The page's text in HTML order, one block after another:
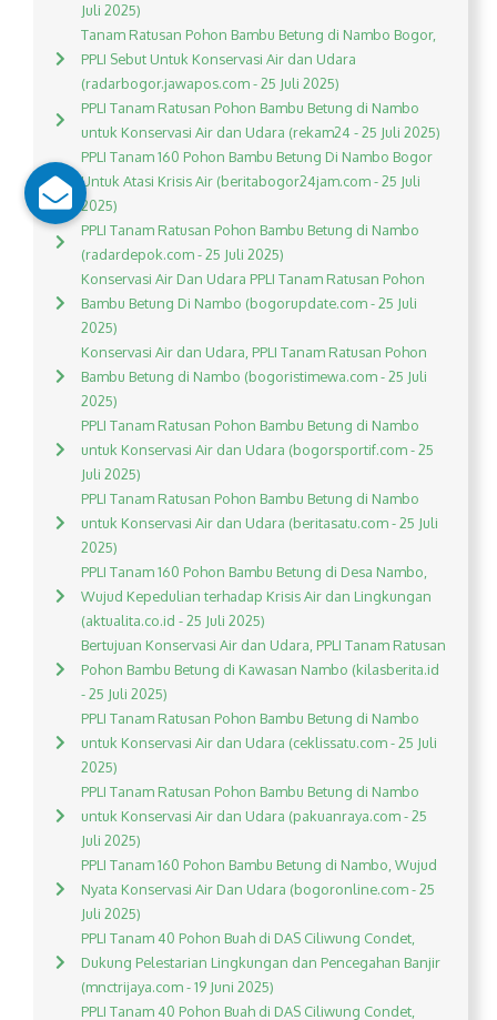
Juli 2025)
Tanam Ratusan Pohon Bambu Betung di Nambo Bogor,
PPLI Sebut Untuk Konservasi Air dan Udara
(radarbogor.jawapos.com - 25 Juli 2025)
PPLI Tanam Ratusan Pohon Bambu Betung di Nambo
untuk Konservasi Air dan Udara (rekam24 - 25 Juli 2025)
PPLI Tanam 160 Pohon Bambu Betung Di Nambo Bogor
Untuk Atasi Krisis Air (beritabogor24jam.com - 25 Juli
2025)
PPLI Tanam Ratusan Pohon Bambu Betung di Nambo
(radardepok.com - 25 Juli 2025)
Konservasi Air Dan Udara PPLI Tanam Ratusan Pohon
Bambu Betung Di Nambo (bogorupdate.com - 25 Juli
2025)
Konservasi Air dan Udara, PPLI Tanam Ratusan Pohon
Bambu Betung di Nambo (bogoristimewa.com - 25 Juli
2025)
PPLI Tanam Ratusan Pohon Bambu Betung di Nambo
untuk Konservasi Air dan Udara (bogorsportif.com - 25
Juli 2025)
PPLI Tanam Ratusan Pohon Bambu Betung di Nambo
untuk Konservasi Air dan Udara (beritasatu.com - 25 Juli
2025)
PPLI Tanam 160 Pohon Bambu Betung di Desa Nambo,
Wujud Kepedulian terhadap Krisis Air dan Lingkungan
(aktualita.co.id - 25 Juli 2025)
Bertujuan Konservasi Air dan Udara, PPLI Tanam Ratusan
Pohon Bambu Betung di Kawasan Nambo (kilasberita.id
- 25 Juli 2025)
PPLI Tanam Ratusan Pohon Bambu Betung di Nambo
untuk Konservasi Air dan Udara (ceklissatu.com - 25 Juli
2025)
PPLI Tanam Ratusan Pohon Bambu Betung di Nambo
untuk Konservasi Air dan Udara (pakuanraya.com - 25
Juli 2025)
PPLI Tanam 160 Pohon Bambu Betung di Nambo, Wujud
Nyata Konservasi Air Dan Udara (bogoronline.com - 25
Juli 2025)
PPLI Tanam 40 Pohon Buah di DAS Ciliwung Condet,
Dukung Pelestarian Lingkungan dan Pencegahan Banjir
(mnctrijaya.com - 19 Juni 2025)
PPLI Tanam 40 Pohon Buah di DAS Ciliwung Condet,